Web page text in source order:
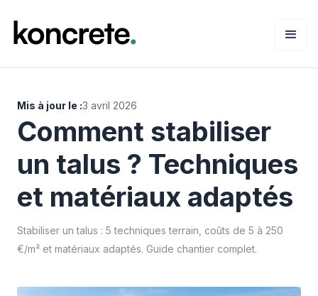
Mis à jour le :3 avril 2026
Comment stabiliser
un talus ? Techniques
et matériaux adaptés
Stabiliser un talus : 5 techniques terrain, coûts de 5 à 250
€/m² et matériaux adaptés. Guide chantier complet.